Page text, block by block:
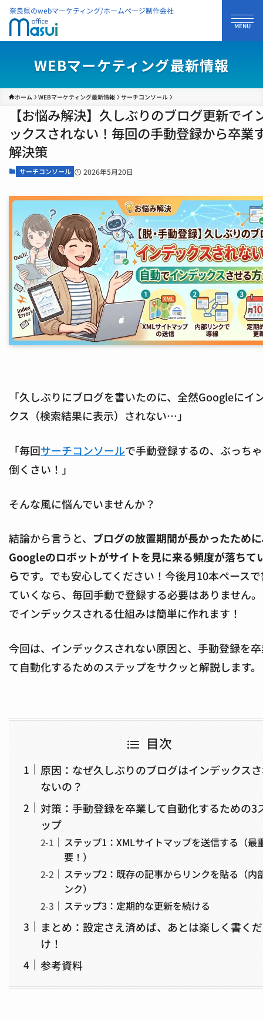
奈良県のwebマーケティング/ホームページ制作会社
WEBマーケティング最新情報
ホーム WEBマーケティング最新情報 サーチコンソール
【お悩み解決】久しぶりのブログ更新でイ
ックスされない！毎回の手動登録から卒業
解決策
サーチコンソール 2026年5月20日
「久しぶりにブログを書いたのに、全然Googleにイ
クス（検索結果に表示）されない…」
「毎回サーチコンソールで手動登録するの、ぶっち
倒くさい！」
そんな風に悩んでいませんか？
結論から言うと、 ブログの放置期間が長かったため
Googleのロボットがサイトを見に来る頻度が落ちて
らです。でも安心してください！今後月10本ペース
ていくなら、毎回手動で登録する必要はありません
でインデックスされる仕組みは簡単に作れます！
今回は、インデックスされない原因と、手動登録を
て自動化するためのステップをサクッと解説します。
目次
原因：なぜ久しぶりのブログはインデックス
ないの？
対策：手動登録を卒業して自動化するための3
ップ
ステップ1：XMLサイトマップを送信する（最
要！）
ステップ2：既存の記事からリンクを貼る（内
ンク）
ステップ3：定期的な更新を続ける
まとめ：設定さえ済めば、あとは楽しく書くだ
け！
参考資料